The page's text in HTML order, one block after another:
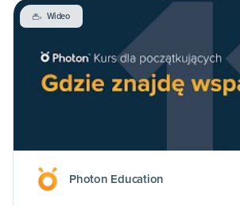
Wideo
Photon Education